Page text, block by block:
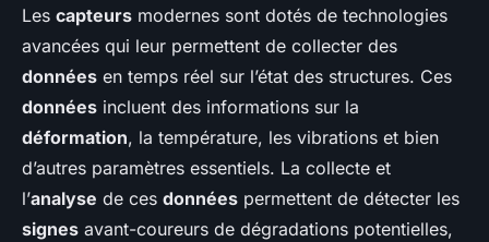
Les capteurs modernes sont dotés de technologies
avancées qui leur permettent de collecter des
données en temps réel sur l’état des structures. Ces
données incluent des informations sur la
déformation, la température, les vibrations et bien
d’autres paramètres essentiels. La collecte et
l’analyse de ces données permettent de détecter les
signes avant-coureurs de dégradations potentielles,